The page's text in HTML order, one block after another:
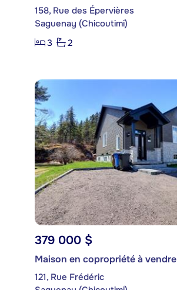
158, Rue des Épervières
Saguenay (Chicoutimi)
3
2
379 000 $
Maison en copropriété à vendre
121, Rue Frédéric